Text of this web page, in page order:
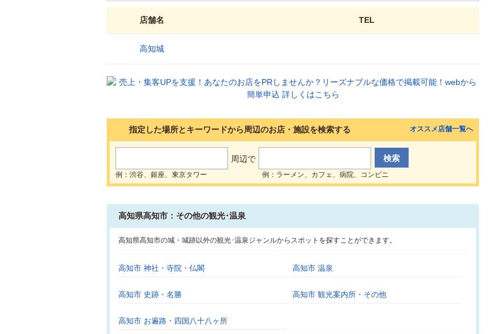
店舗名 TEL
高知城
指定した場所とキーワードから周辺のお店・施設を検索する
周辺で
例：渋谷、銀座、東京タワー 例：ラーメン、カフェ、病院、コンビニ
オススメ店舗一覧へ
高知県高知市：その他の観光･温泉
高知県高知市の城・城跡以外の観光･温泉ジャンルからスポットを探すことができます。
高知市 神社・寺院・仏閣 高知市 温泉
高知市 史跡・名勝 高知市 観光案内所・その他
高知市 お遍路・四国八十八ヶ所